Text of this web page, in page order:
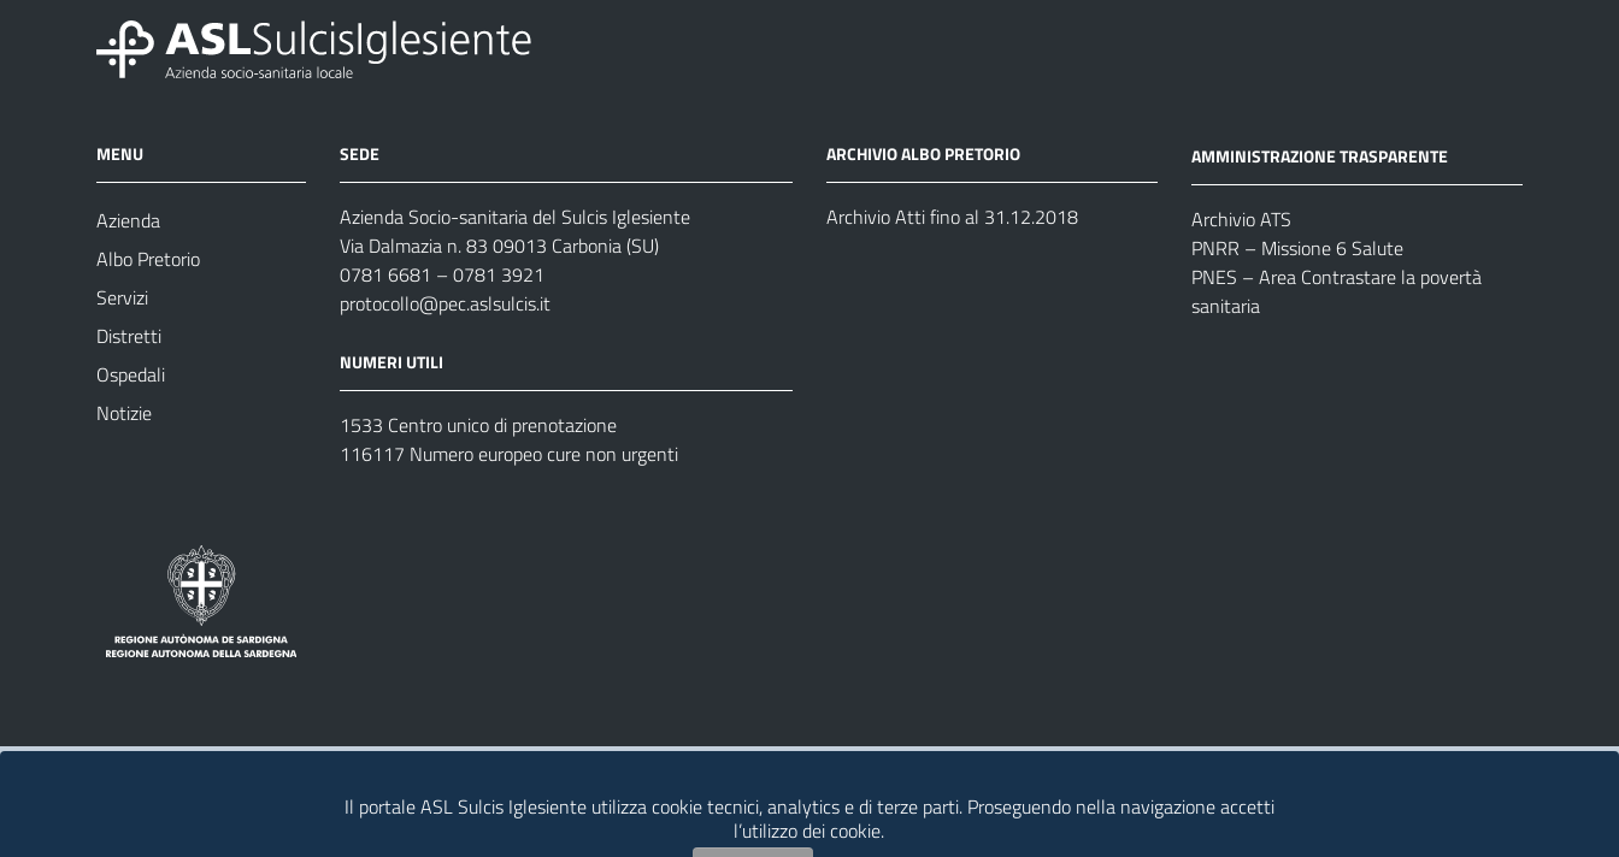
MENU
Azienda
Albo Pretorio
Servizi
Distretti
Ospedali
Notizie
SEDE
Azienda Socio-sanitaria del Sulcis Iglesiente
Via Dalmazia n. 83 09013 Carbonia (SU)
0781 6681 – 0781 3921
protocollo@pec.aslsulcis.it
NUMERI UTILI
1533 Centro unico di prenotazione
116117 Numero europeo cure non urgenti
ARCHIVIO ALBO PRETORIO
Archivio Atti fino al 31.12.2018
AMMINISTRAZIONE TRASPARENTE
Archivio ATS
PNRR – Missione 6 Salute
PNES – Area Contrastare la povertà
sanitaria
Il portale ASL Sulcis Iglesiente utilizza cookie tecnici, analytics e di terze parti. Proseguendo nella navigazione accetti
l’utilizzo dei cookie.